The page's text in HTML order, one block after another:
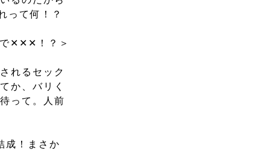
って何！？
で✕✕✕！？＞
れるセック
か、バリく
って。人前
成！まさか